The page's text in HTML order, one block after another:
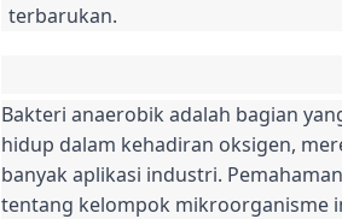
terbarukan.
Bakteri anaerobik adalah bagian
hidup dalam kehadiran oksigen,
banyak aplikasi industri.
tentang kelompok mikroorganisme